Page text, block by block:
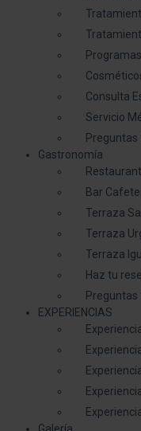
Consulta
Servicio
Gastronomía
Bar
Terraza
Terraza
Terraza
Haz tu
EXPERIENCIAS